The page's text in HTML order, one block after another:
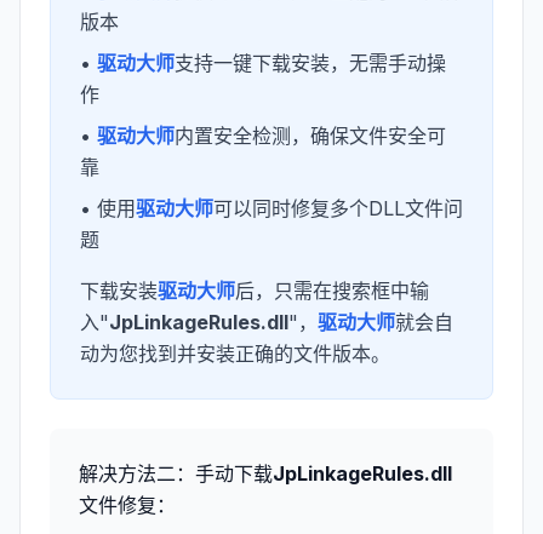
版本
• 驱动大师支持一键下载安装，无需手动操
作
• 驱动大师内置安全检测，确保文件安全可
靠
• 使用驱动大师可以同时修复多个DLL文件问
题
下载安装驱动大师后，只需在搜索框中输
入"JpLinkageRules.dll"， 驱动大师就会自
动为您找到并安装正确的文件版本。
解决方法二：手动下载JpLinkageRules.dll
文件修复：